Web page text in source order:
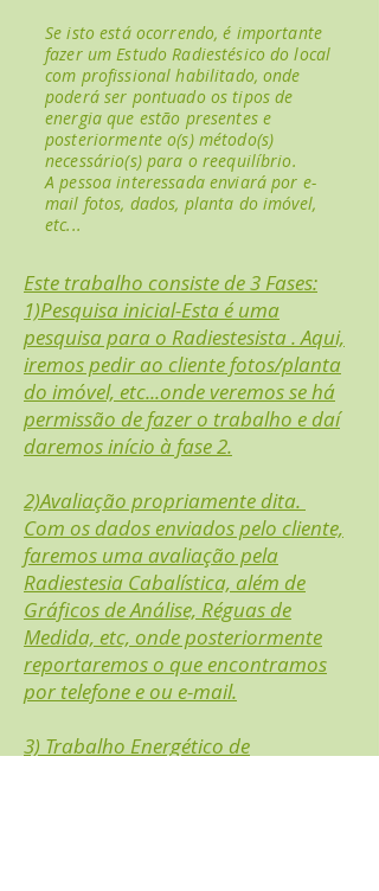
Se isto está ocorrendo, é importante
fazer um Estudo Radiestésico do local
com profissional habilitado, onde
poderá ser pontuado os tipos de
energia que estão presentes e
posteriormente o(s) método(s)
necessário(s) para o reequilíbrio.
A pessoa interessada enviará por e-
mail fotos, dados, planta do imóvel,
etc...
Este trabalho consiste de 3 Fases:
1)Pesquisa inicial-Esta é uma
pesquisa para o Radiestesista . Aqui,
iremos pedir ao cliente fotos/planta
do imóvel, etc...onde veremos se há
permissão de fazer o trabalho e daí
daremos início à fase 2.
2)Avaliação propriamente dita.
Com os dados enviados pelo cliente,
faremos uma avaliação pela
Radiestesia Cabalística, além de
Gráficos de Análise, Réguas de
Medida, etc, onde posteriormente
reportaremos o que encontramos
por telefone e ou e-mail.
3) Trabalho Energético de